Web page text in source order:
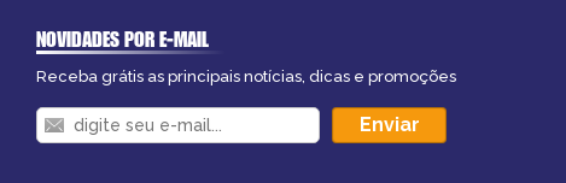
NOVIDADES POR E-MAIL
Receba grátis as principais notícias, dicas e promoções